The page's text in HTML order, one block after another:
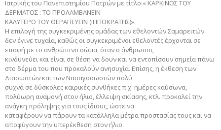
Ιατρικής του Πανεπιστημίου Πατρών με τίτλο:« ΚΑΡΚΙΝΟΣ ΤΟΥ
ΔΕΡΜΑΤΟΣ : ΤΟ ΠΡΟΛΑΜΒΑΝΕΙΝ
ΚΑΛΥΤΕΡΟ ΤΟΥ ΘΕΡΑΠΕΥΕΙΝ (ΙΠΠΟΚΡΑΤΗΣ)».
Η επιλογή της συγκεκριμένης ομάδας των εθελοντών Σαμαρειτών
δεν έγινε τυχαία, καθώς οι συγκεκριμένοι εθελοντές έρχονται σε
επαφή με το ανθρώπινο σώμα, όταν ο άνθρωπος
κινδυνεύει και είναι σε θέση να δουν και να εντοπίσουν σημεία πάνω
στο δέρμα του που προκαλούν ανησυχία. Επίσης, η έκθεση των
Διασωστών και των Ναυαγοσωστών πολύ
συχνά σε δύσκολες καιρικές συνθήκες π.χ. ημέρες καύσωνα,
πολύωρη αναμονή στον ήλιο, έλλειψη σκίασης, κτλ. προκαλεί την
ανάγκη πρόληψης για τους ίδιους, ώστε να
καταφέρουν να πάρουν τα κατάλληλα μέτρα προστασίας τους και να
αποφύγουν την υπερέκθεση στον ήλιο.